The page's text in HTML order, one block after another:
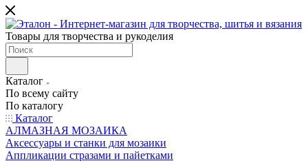
Товары для творчества и рукоделия
Каталог
По всему сайту
По каталогу
Каталог
АЛМАЗНАЯ МОЗАИКА
Аксессуары и станки для мозаики
Аппликации стразами и пайетками